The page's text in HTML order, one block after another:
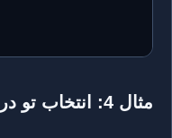
مثال 4: انتخاب تو در تو